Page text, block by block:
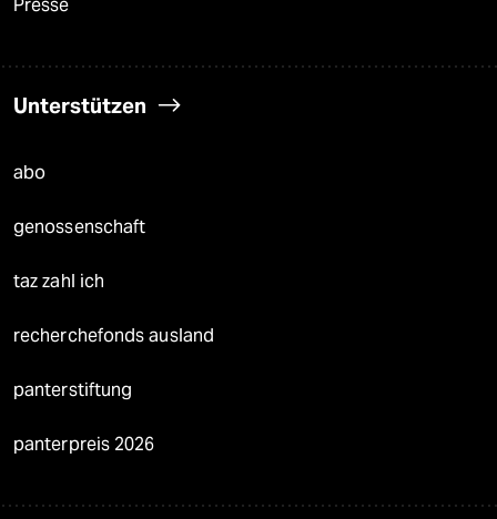
Presse
Unterstützen
abo
genossenschaft
taz zahl ich
recherchefonds ausland
panterstiftung
panterpreis 2026